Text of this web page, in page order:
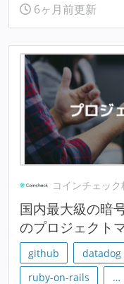
6ヶ月前更新
コインチェッ
国内最大級の暗
のプロジェクト
github datadog
ruby-on-rails
…